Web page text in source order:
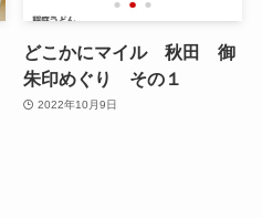
どこかにマイル 秋田 御
朱印めぐり その１
2022年10月9日